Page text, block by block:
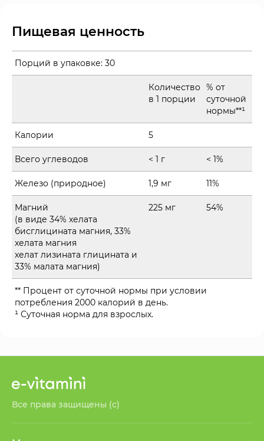
Пищевая ценность
Порций в упаковке: 30
Количество
в 1 порции
% от
суточной
нормы**¹
Калории 5
Всего углеводов < 1 г < 1%
Железо (природное) 1,9 мг 11%
Магний
(в виде 34% хелата
бисглицината магния, 33%
хелата магния
хелат лизината глицината и
33% малата магния)
225 мг 54%
** Процент от суточной нормы при условии
потребления 2000 калорий в день.
¹ Суточная норма для взрослых.
Все права защищены (с)